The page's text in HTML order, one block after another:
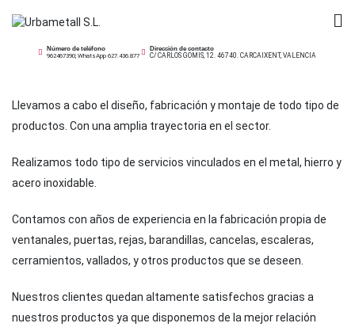
Urbametall S.L.
Número de teléfono
962467390; WhatsApp 627.436.877
Dirección de contacto
C/ CARLOS GOMIS, 12. 46740. CARCAIXENT, VALENCIA
Llevamos a cabo el diseño, fabricación y montaje de todo tipo de
productos. Con una amplia trayectoria en el sector.
Realizamos todo tipo de servicios vinculados en el metal, hierro y
acero inoxidable.
Contamos con años de experiencia en la fabricación propia de
ventanales, puertas, rejas, barandillas, cancelas, escaleras,
cerramientos, vallados, y otros productos que se deseen.
Nuestros clientes quedan altamente satisfechos gracias a
nuestros productos ya que disponemos de la mejor relación